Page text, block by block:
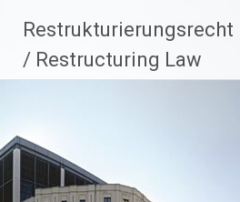
Inhalt
springen
Restrukturierungsrecht
/ Restructuring Law